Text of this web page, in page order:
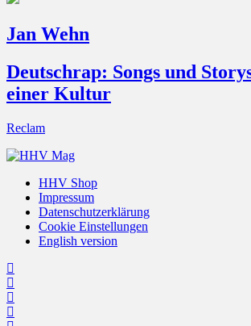
Jan Wehn
Deutschrap: Songs und
einer Kultur
Reclam
HHV Shop
Impressum
Datenschutzerklärung
Cookie Einstellungen
English version